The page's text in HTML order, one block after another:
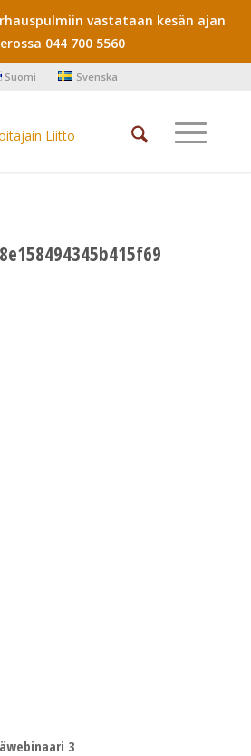
vastataan kesän ajan
044 700 5560
Suomi Svenska
3